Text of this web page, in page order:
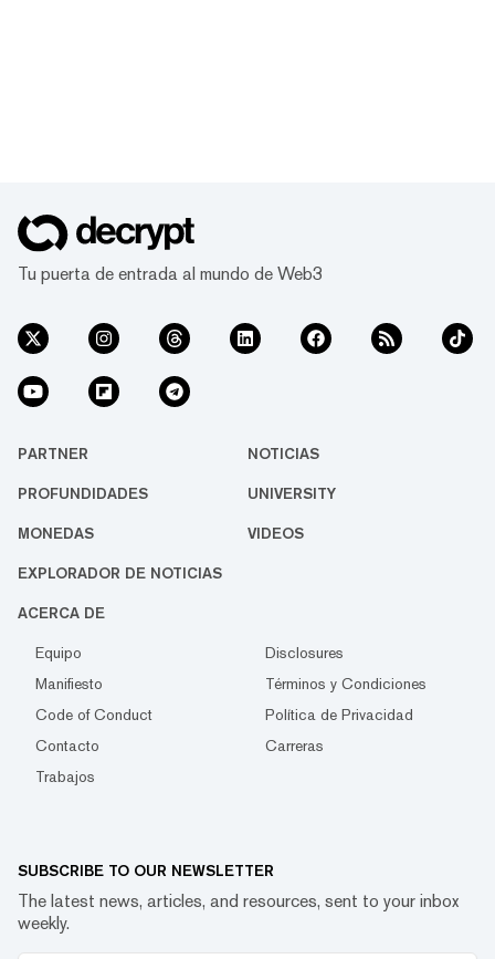
Tu puerta de entrada al mundo de Web3
PARTNER NOTICIAS
PROFUNDIDADES UNIVERSITY
MONEDAS VIDEOS
EXPLORADOR DE NOTICIAS
ACERCA DE
Equipo
Disclosures
Manifiesto
Términos y Condiciones
Code of Conduct
Política de Privacidad
Contacto
Carreras
Trabajos
SUBSCRIBE TO OUR NEWSLETTER
The latest news, articles, and resources, sent to your inbox
weekly.